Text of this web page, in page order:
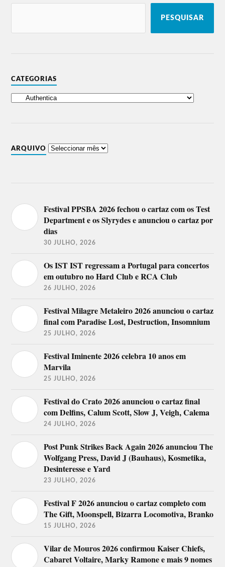
PESQUISAR
CATEGORIAS
ARQUIVO
Festival PPSBA 2026 fechou o cartaz com os Test
Department e os Slyrydes e anunciou o cartaz por
dias
30 JULHO, 2026
Os IST IST regressam a Portugal para concertos
em outubro no Hard Club e RCA Club
26 JULHO, 2026
Festival Milagre Metaleiro 2026 anunciou o cartaz
final com Paradise Lost, Destruction, Insomnium
25 JULHO, 2026
Festival Iminente 2026 celebra 10 anos em
Marvila
25 JULHO, 2026
Festival do Crato 2026 anunciou o cartaz final
com Delfins, Calum Scott, Slow J, Veigh, Calema
24 JULHO, 2026
Post Punk Strikes Back Again 2026 anunciou The
Wolfgang Press, David J (Bauhaus), Kosmetika,
Desinteresse e Yard
23 JULHO, 2026
Festival F 2026 anunciou o cartaz completo com
The Gift, Moonspell, Bizarra Locomotiva, Branko
15 JULHO, 2026
Vilar de Mouros 2026 confirmou Kaiser Chiefs,
Cabaret Voltaire, Marky Ramone e mais 9 nomes